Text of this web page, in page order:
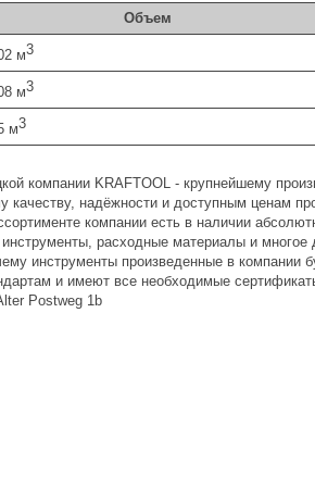
Объем
м3
м3
м3
компании KRAFTOOL - крупнейшему
качеству, надёжности и доступным ценам
компании есть в наличии
расходные материалы и многое
инструменты произведенные в компании
и имеют все необходимые
Postweg 1b